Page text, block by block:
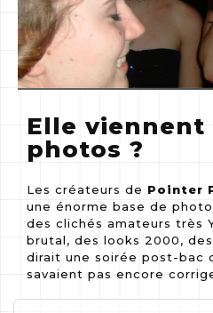
Elle viennent
photos ?
Les créateurs de Pointer
une énorme base de
des clichés amateurs très
brutal, des looks 2000,
dirait une soirée post-bac
savaient pas encore